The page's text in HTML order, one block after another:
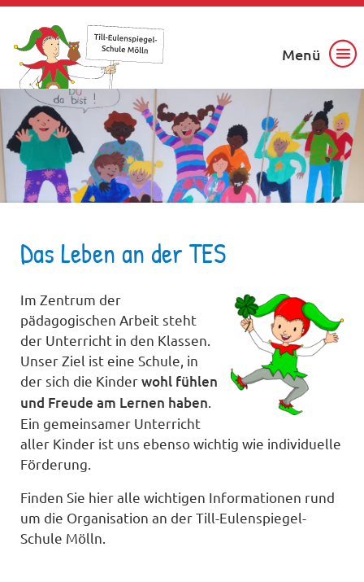
Menü
Das Leben an der TES
Im Zentrum der
pädagogischen Arbeit steht
der Unterricht in den Klassen.
Unser Ziel ist eine Schule, in
der sich die Kinderwohl fühlen
und Freude am Lernen haben
Ein gemeinsamer Unterricht
aller Kinder ist uns ebenso wichtig wie individuelle
Förderung.
Finden Sie hier alle wichtigen Informationen rund
um die Organisation an der Till-Eulenspiegel-
Schule Mölln.